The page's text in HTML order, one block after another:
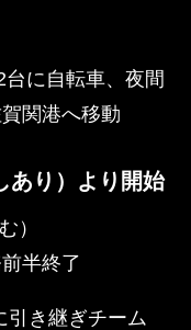
に自転車、夜間
関港へ移動
あり）より開始
）
半終了
引き継ぎチーム